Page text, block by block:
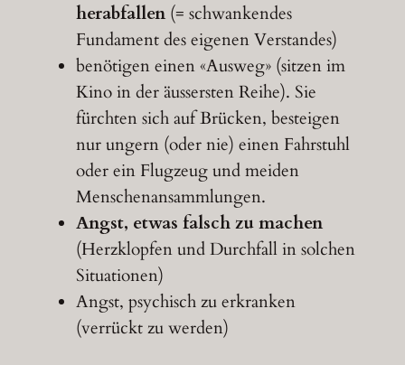
herabfallen(= schwankendes
Fundament des eigenen Verstandes)
benötigen einen «Ausweg» (sitzen im
Kino in der äussersten Reihe). Sie
fürchten sich auf Brücken, besteigen
nur ungern (oder nie) einen Fahrstuhl
oder ein Flugzeug und meiden
Menschenansammlungen.
Angst, etwas falsch zu machen
(Herzklopfen und Durchfall in solchen
Situationen)
Angst, psychisch zu erkranken
(verrückt zu werden)